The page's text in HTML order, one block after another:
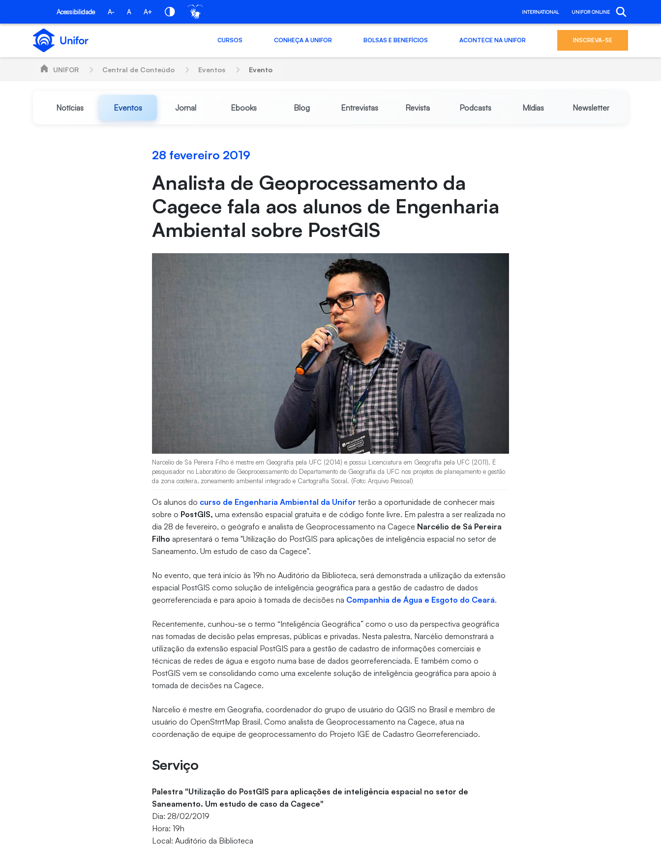
Pular para o Conteúdo principal
Acessibilidade A- A A+ INTERNATIONAL UNIFOR ONLINE
CURSOS CONHEÇA A UNIFOR BOLSAS E BENEFÍCIOS ACONTECE NA UNIFOR INSCREVA-SE
UNIFOR Central de Conteúdo Eventos Evento
Notícias Eventos Jornal Ebooks Blog Entrevistas Revista Podcasts Mídias Newsletter
28 fevereiro 2019
Analista de Geoprocessamento da
Cagece fala aos alunos de Engenharia
Ambiental sobre PostGIS
Narcelio de Sá Pereira Filho é mestre em Geografia pela UFC (2014) e possui Licenciatura em Geografia pela UFC (2011). É
pesquisador no Laboratório de Geoprocessamento do Departamento de Geografia da UFC nos projetos de planejamento e gestão
da zona costeira, zoneamento ambiental integrado e Cartografia Social. (Foto: Arquivo Pessoal)
Os alunos do curso de Engenharia Ambiental da Unifor terão a oportunidade de conhecer mais
sobre o PostGIS, uma extensão espacial gratuita e de código fonte livre. Em palestra a ser realizada no
dia 28 de fevereiro, o geógrafo e analista de Geoprocessamento na Cagece Narcélio de Sá Pereira
Filho apresentará o tema "Utilização do PostGIS para aplicações de inteligência espacial no setor de
Saneamento. Um estudo de caso da Cagece".
No evento, que terá início às 19h no Auditório da Biblioteca, será demonstrada a utilização da extensão
espacial PostGIS como solução de inteligência geográfica para a gestão de cadastro de dados
georreferenciada e para apoio à tomada de decisões na Companhia de Água e Esgoto do Ceará.
Recentemente, cunhou-se o termo “Inteligência Geográfica” como o uso da perspectiva geográfica
nas tomadas de decisão pelas empresas, públicas e privadas. Nesta palestra, Narcélio demonstrará a
utilização da extensão espacial PostGIS para a gestão de cadastro de informações comerciais e
técnicas de redes de água e esgoto numa base de dados georreferenciada. E também como o
PostGIS vem se consolidando como uma excelente solução de inteligência geográfica para apoio à
tomada de decisões na Cagece.
Narcelio é mestre em Geografia, coordenador do grupo de usuário do QGIS no Brasil e membro de
usuário do OpenStrrtMap Brasil. Como analista de Geoprocessamento na Cagece, atua na
coordenação de equipe de geoprocessamento do Projeto IGE de Cadastro Georreferenciado.
Serviço
Palestra "Utilização do PostGIS para aplicações de inteligência espacial no setor de
Saneamento. Um estudo de caso da Cagece"
Dia: 28/02/2019
Hora: 19h
Local: Auditório da Biblioteca